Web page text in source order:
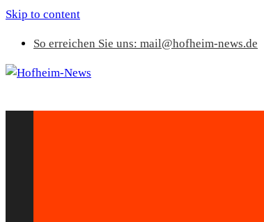
Skip to content
So erreichen Sie uns: mail@hofheim-news.de